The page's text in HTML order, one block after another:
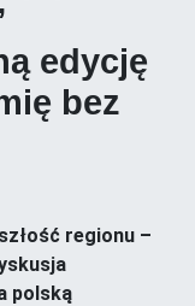
edycję
bez
regionu –
polską